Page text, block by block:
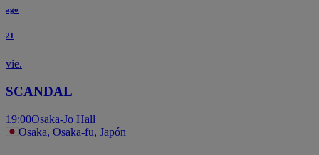
ago
21
vie.
SCANDAL
19:00Osaka-Jo Hall
Osaka, Osaka-fu, Japón